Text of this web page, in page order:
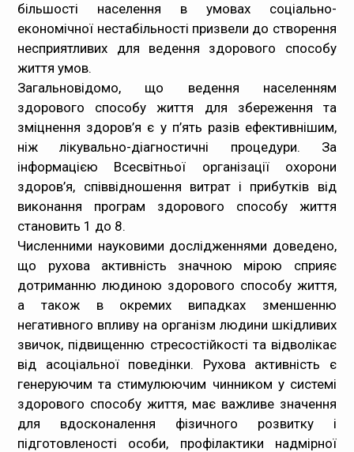
більшості населення в умовах соціально-
економічної нестабільності призвели до створення
несприятливих для ведення здорового способу
життя умов.
Загальновідомо, що ведення населенням
здорового способу життя для збереження та
зміцнення здоров’я є у п’ять разів ефективнішим,
ніж лікувально-діагностичні процедури. За
інформацією Всесвітньої організації охорони
здоров’я, співвідношення витрат і прибутків від
виконання програм здорового способу життя
становить 1 до 8.
Численними науковими дослідженнями доведено,
що рухова активність значною мірою сприяє
дотриманню людиною здорового способу життя,
а також в окремих випадках зменшенню
негативного впливу на організм людини шкідливих
звичок, підвищенню стресостійкості та відволікає
від асоціальної поведінки. Рухова активність є
генеруючим та стимулюючим чинником у системі
здорового способу життя, має важливе значення
для вдосконалення фізичного розвитку і
підготовленості особи, профілактики надмірної